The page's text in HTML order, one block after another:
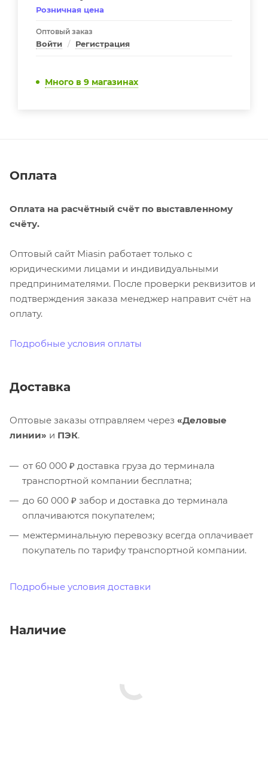
Розничная цена
Оптовый заказ
Войти / Регистрация
Много в 9 магазинах
Оплата
Оплата на расчётный счёт по выставленному
счёту.
Оптовый сайт Miasin работает только с
юридическими лицами и индивидуальными
предпринимателями. После проверки реквизитов и
подтверждения заказа менеджер направит счёт на
оплату.
Подробные условия оплаты
Доставка
Оптовые заказы отправляем через «Деловые
линии» и ПЭК.
от 60 000 ₽ доставка груза до терминала
транспортной компании бесплатна;
до 60 000 ₽ забор и доставка до терминала
оплачиваются покупателем;
межтерминальную перевозку всегда оплачивает
покупатель по тарифу транспортной компании.
Подробные условия доставки
Наличие